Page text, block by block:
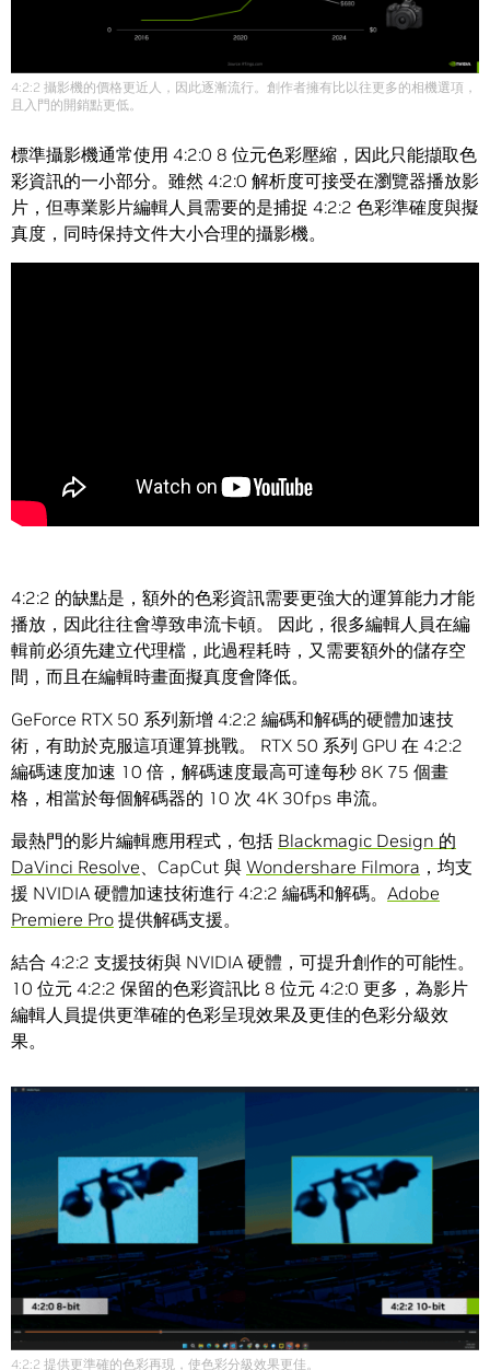
4:2:2 攝影機的價格更近人，因此逐漸流行。創作者擁有比以往更多的相機選項，
且入門的開銷點更低。
標準攝影機通常使用 4:2:0 8 位元色彩壓縮，因此只能擷取色
彩資訊的一小部分。雖然 4:2:0 解析度可接受在瀏覽器播放影
片，但專業影片編輯人員需要的是捕捉 4:2:2 色彩準確度與擬
真度，同時保持文件大小合理的攝影機。
4:2:2 的缺點是，額外的色彩資訊需要更強大的運算能力才能
播放，因此往往會導致串流卡頓。 因此，很多編輯人員在編
輯前必須先建立代理檔，此過程耗時，又需要額外的儲存空
間，而且在編輯時畫面擬真度會降低。
GeForce RTX 50 系列新增 4:2:2 編碼和解碼的硬體加速技
術，有助於克服這項運算挑戰。 RTX 50 系列 GPU 在 4:2:2
編碼速度加速 10 倍，解碼速度最高可達每秒 8K 75 個畫
格，相當於每個解碼器的 10 次 4K 30fps 串流。
最熱門的影片編輯應用程式，包括 Blackmagic Design 的
DaVinci Resolve、CapCut 與 Wondershare Filmora ，均支
援 NVIDIA 硬體加速技術進行 4:2:2 編碼和解碼。 Adobe
Premiere Pro 提供解碼支援。
結合 4:2:2 支援技術與 NVIDIA 硬體，可提升創作的可能性。
10 位元 4:2:2 保留的色彩資訊比 8 位元 4:2:0 更多，為影片
編輯人員提供更準確的色彩呈現效果及更佳的色彩分級效
果。
4:2:2 提供更準確的色彩再現，使色彩分級效果更佳。